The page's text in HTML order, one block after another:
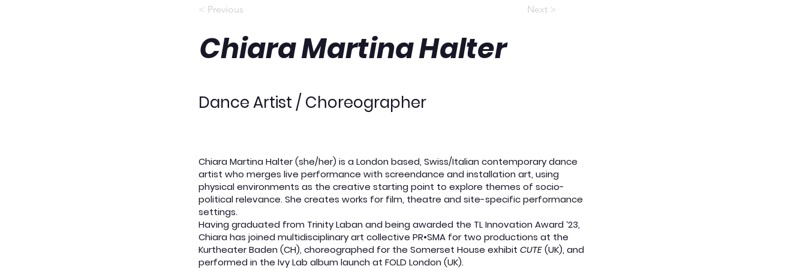
< Previous Next >
Chiara Martina Halter
Dance Artist / Choreographer
Chiara Martina Halter(she/her) is a London based, Swiss/Italian contemporary dance
artist who merges live performance with screendance and installation art, using
physical environments as the creative starting point to explore themes of socio-
political relevance. She creates works for film, theatre and site-specific performance
settings.
Having graduated from Trinity Laban and being awarded the TL Innovation Award ‘23,
Chiara has joined multidisciplinary art collective PR•SMA for two productions at the
Kurtheater Baden (CH), choreographed for the Somerset House exhibit CUTE(UK), and
performed in the Ivy Lab album launch at FOLD London (UK).